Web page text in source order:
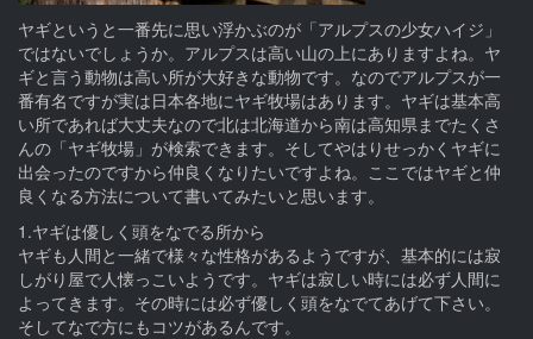
ヤギというと一番先に思い浮かぶのが「アルプスの少女ハイジ」
ではないでしょうか。アルプスは高い山の上にありますよね。ヤ
ギと言う動物は高い所が大好きな動物です。なのでアルプスが一
番有名ですが実は日本各地にヤギ牧場はあります。ヤギは基本高
い所であれば大丈夫なので北は北海道から南は高知県までたくさ
んの「ヤギ牧場」が検索できます。そしてやはりせっかくヤギに
出会ったのですから仲良くなりたいですよね。ここではヤギと仲
良くなる方法について書いてみたいと思います。
1.ヤギは優しく頭をなでる所から
ヤギも人間と一緒で様々な性格があるようですが、基本的には寂
しがり屋で人懐っこいようです。ヤギは寂しい時には必ず人間に
よってきます。その時には必ず優しく頭をなでてあげて下さい。
そしてなで方にもコツがあるんです。